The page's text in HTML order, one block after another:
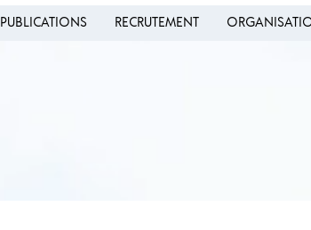
PUBLICATIONS RECRUTEMENT